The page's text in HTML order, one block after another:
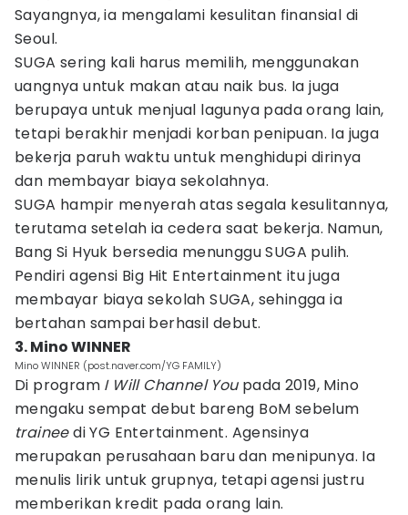
Sayangnya, ia mengalami kesulitan finansial di
Seoul.
SUGA sering kali harus memilih, menggunakan
uangnya untuk makan atau naik bus. Ia juga
berupaya untuk menjual lagunya pada orang lain,
tetapi berakhir menjadi korban penipuan. Ia juga
bekerja paruh waktu untuk menghidupi dirinya
dan membayar biaya sekolahnya.
SUGA hampir menyerah atas segala kesulitannya,
terutama setelah ia cedera saat bekerja. Namun,
Bang Si Hyuk bersedia menunggu SUGA pulih.
Pendiri agensi Big Hit Entertainment itu juga
membayar biaya sekolah SUGA, sehingga ia
bertahan sampai berhasil debut.
3. Mino WINNER
Mino WINNER (post.naver.com/YG FAMILY)
Di program I Will Channel Youpada 2019, Mino
mengaku sempat debut bareng BoM sebelum
traineedi YG Entertainment. Agensinya
merupakan perusahaan baru dan menipunya. Ia
menulis lirik untuk grupnya, tetapi agensi justru
memberikan kredit pada orang lain.